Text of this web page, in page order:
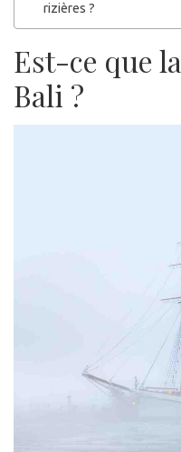
rizières ?
Est-ce que
Bali ?